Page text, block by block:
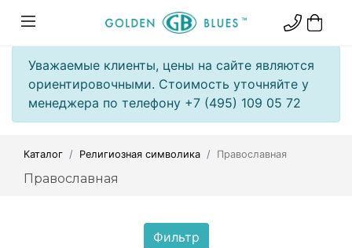
Уважаемые клиенты, цены на сайте являются
ориентировочными. Стоимость уточняйте у
менеджера по телефону +7 (495) 109 05 72
Каталог Религиозная символика Православная
Православная
Фильтр